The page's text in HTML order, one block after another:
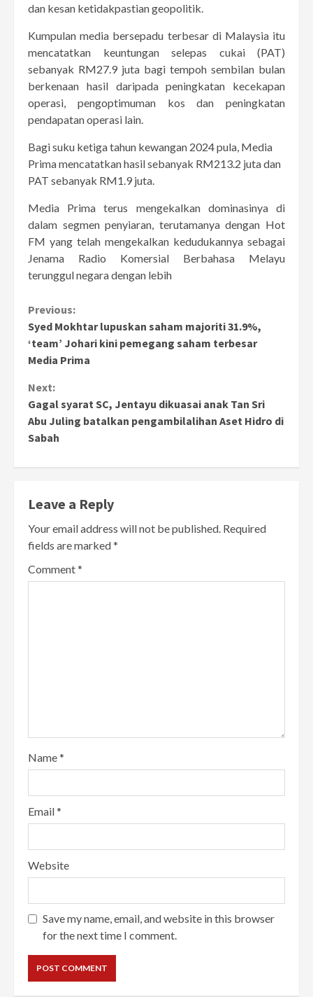
dan kesan ketidakpastian geopolitik.
Kumpulan media bersepadu terbesar di Malaysia itu
mencatatkan keuntungan selepas cukai (PAT)
sebanyak RM27.9 juta bagi tempoh sembilan bulan
berkenaan hasil daripada peningkatan kecekapan
operasi, pengoptimuman kos dan peningkatan
pendapatan operasi lain.
Bagi suku ketiga tahun kewangan 2024 pula, Media
Prima mencatatkan hasil sebanyak RM213.2 juta dan
PAT sebanyak RM1.9 juta.
Media Prima terus mengekalkan dominasinya di
dalam segmen penyiaran, terutamanya dengan Hot
FM yang telah mengekalkan kedudukannya sebagai
Jenama Radio Komersial Berbahasa Melayu
terunggul negara dengan lebih
Continue
Reading
Previous:
Syed Mokhtar lupuskan saham majoriti 31.9%,
‘team’ Johari kini pemegang saham terbesar
Media Prima
Next:
Gagal syarat SC, Jentayu dikuasai anak Tan Sri
Abu Juling batalkan pengambilalihan Aset Hidro di
Sabah
Leave a Reply
Your email address will not be published. Required
fields are marked*
Comment*
Name*
Email*
Website
Save my name, email, and website in this browser
for the next time I comment.